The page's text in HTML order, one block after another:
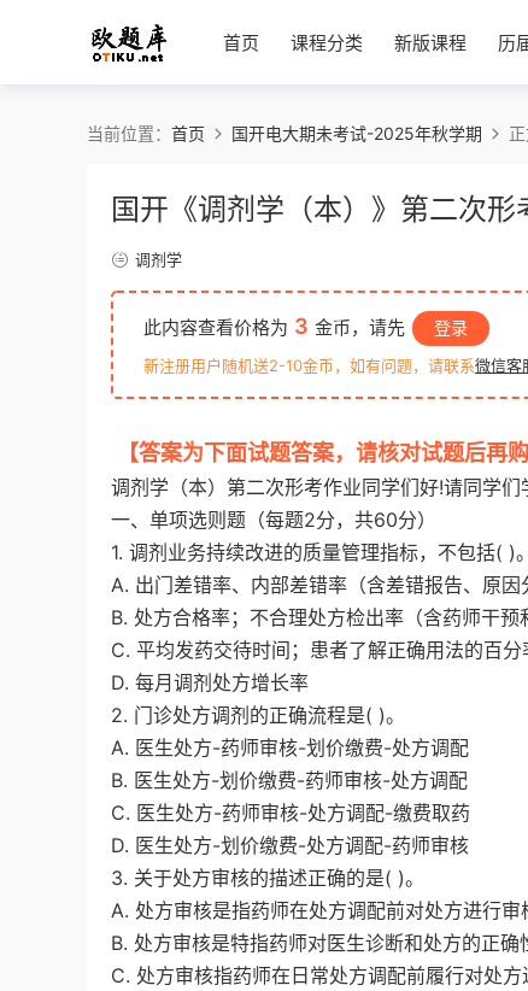
首页 课程分类 新版课程 历
当前位置： 首页 国开电大期未考试-2025年秋学期
国开《调剂学（本）》第二次
调剂学
此内容查看价格为 3 金币，请先 登录
新注册用户随机送2-10金币，如有问题，请联系微信客
【答案为下面试题答案，请核对试题后再购
调剂学（本）第二次形考作业同学们好!请同学
一、单项选则题（每题2分，共60分）
1. 调剂业务持续改进的质量管理指标，不包括( )。
A. 出门差错率、内部差错率（含差错报告、原因
B. 处方合格率；不合理处方检出率（含药师干预
C. 平均发药交待时间；患者了解正确用法的百分
D. 每月调剂处方增长率
2. 门诊处方调剂的正确流程是( )。
A. 医生处方-药师审核-划价缴费-处方调配
B. 医生处方-划价缴费-药师审核-处方调配
C. 医生处方-药师审核-处方调配-缴费取药
D. 医生处方-划价缴费-处方调配-药师审核
3. 关于处方审核的描述正确的是( )。
A. 处方审核是指药师在处方调配前对处方进行
B. 处方审核是特指药师对医生诊断和处方的正
C. 处方审核指药师在日常处方调配前履行对处